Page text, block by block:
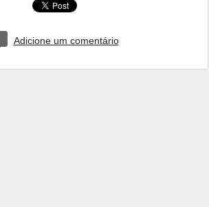
Adicione um comentário